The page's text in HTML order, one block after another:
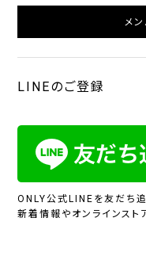
メ
LINEのご登録
ONLY公式LINEを友だち追
新着情報やオンラインスト